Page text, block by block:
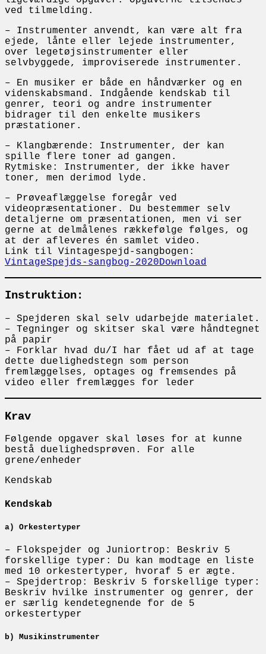
ved tilmelding.
– Instrumenter anvendt, kan være alt fra
ejede, lånte eller lejede instrumenter,
over legetøjsinstrumenter eller
selvbyggede, improviserede instrumenter.
– En musiker er både en håndværker og en
videnskabsmand. Indgående kendskab til
genrer, teori og andre instrumenter
bidrager til den enkelte musikers
præstationer.
– Klangbærende: Instrumenter, der kan
spille flere toner ad gangen.
Rytmiske: Instrumenter, der ikke haver
toner, men derimod lyde.
– Prøveaflæggelse foregår ved
videopræsentationer. Du bestemmer selv
detaljerne om præsentationen, men vi ser
gerne at delmålenes rækkefølge følges, og
at der afleveres én samlet video.
Link til Vintagespejd-sangbogen:
VintageSpejds-sangbog-2020Download
Instruktion:
– Spejderen skal selv udarbejde materialet.
– Tegninger og skitser skal være håndtegnet
på papir
– Forklar hvad du/I har fået ud af at tage
dette duelighedstegn som person
fremlæggelses, optages og fremsendes på
video eller fremlægges for leder
Krav
Følgende opgaver skal løses for at kunne
bestå duelighedsprøven. For alle
grene/enheder
Kendskab
Kendskab
a) Orkestertyper
– Flokspejder og Juniortrop: Beskriv 5
forskellige typer: Du kan modtage en liste
med 10 orkestertyper, hvoraf 5 er ægte.
– Spejdertrop: Beskriv 5 forskellige typer:
Beskriv hvilke instrumenter og genrer, der
er særlig kendetegnende for de 5
orkestertyper
b) Musikinstrumenter